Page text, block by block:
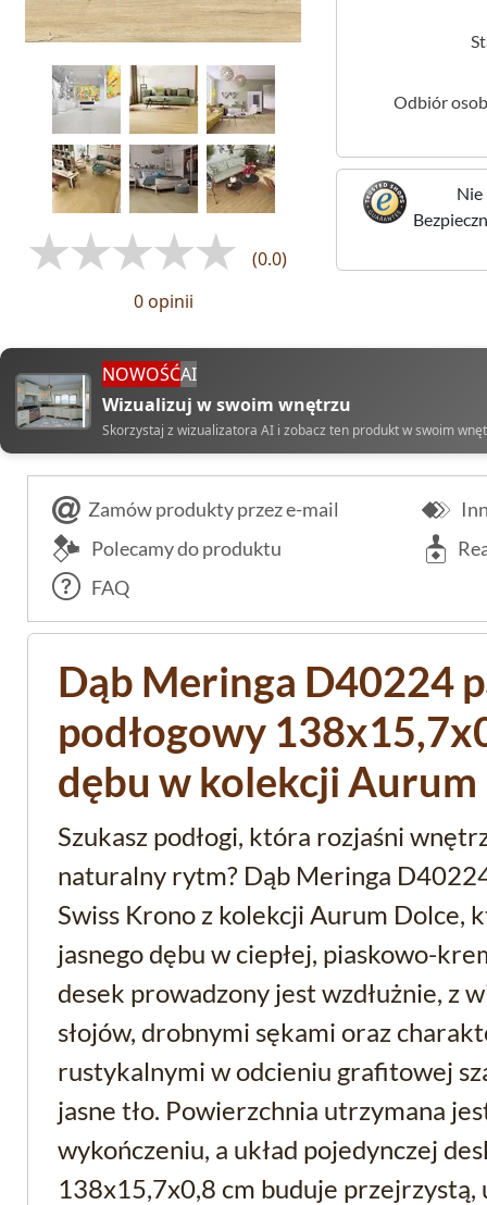
(0.0)
0 opinii
Odbiór
Nie
NOWOŚĆAI
Wizualizuj w swoim wnętrzu
Skorzystaj z wizualizatora AI i zobacz ten produkt w swoim
Zamów produkty przez e-mail
Polecamy do produktu
FAQ
Dąb Meringa D40224
podłogowy
dębu w kolekcji Aurum
Szukasz podłogi, która rozjaśni
naturalny rytm? Dąb Meringa
Swiss Krono z kolekcji Aurum Dolce,
jasnego dębu w ciepłej, piaskowo-
desek prowadzony jest wzdłużnie, z
słojów, drobnymi sękami oraz
rustykalnymi w odcieniu grafitowej
jasne tło. Powierzchnia utrzymana
wykończeniu, a układ pojedynczej
138x15,7x0,8 cm buduje przejrzystą,